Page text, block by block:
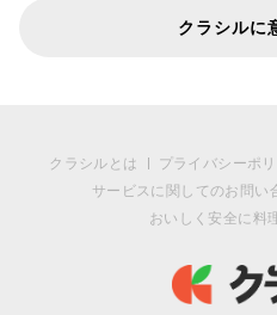
クラシルに
クラシルとは プライバシーポ
サービスに関してのお問い
おいしく安全に料